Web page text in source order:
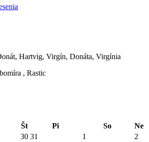
Hartvig, Virgín, Donáta, Virgínia
, Rastic
Št Pi So
Ne
30 31 1 2